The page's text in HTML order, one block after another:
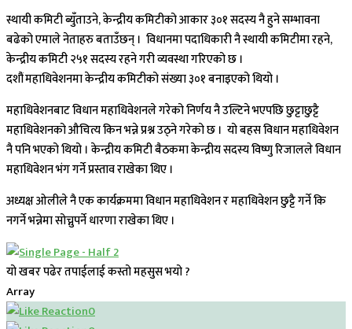
स्थायी कमिटी ब्युँताउने, केन्द्रीय कमिटीको आकार ३०१ सदस्य नै हुने सम्भावना
बढेको एमाले नेताहरु बताउँछन् । विधानमा पदाधिकारी नै स्थायी कमिटीमा रहने,
केन्द्रीय कमिटी २५१ सदस्य रहने गरी व्यवस्था गरिएको छ ।
दशौंं महाधिवेशनमा केन्द्रीय कमिटीको संख्या ३०१ बनाइएको थियो ।
महाधिवेशनबाट विधान महाधिवेशनले गरेको निर्णय नै उल्टिने भएपछि छुट्टाछुट्टै
महाधिवेशनको औचित्य किन भन्ने प्रश्न उठ्ने गरेको छ । यो बहस विधान महाधिवेशन
नै पनि भएको थियो । केन्द्रीय कमिटी बैठकमा केन्द्रीय सदस्य विष्णु रिजालले विधान
महाधिवेशन भंग गर्ने प्रस्ताव राखेका थिए ।
अध्यक्ष ओलीले नै एक कार्यक्रममा विधान महाधिवेशन र महाधिवेशन छुट्टै गर्ने कि
नगर्ने भन्नेमा सोच्नुपर्ने धारणा राखेका थिए ।
यो खबर पढेर तपाईलाई कस्तो महसुस भयो ?
Array
0